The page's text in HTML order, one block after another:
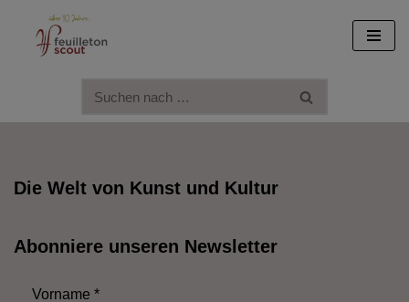
Zum
Die Welt von Kunst und Kultur
Abonniere unseren Newsletter
Vorname *